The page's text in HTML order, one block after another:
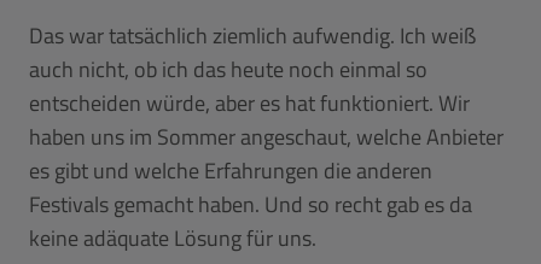
Das war tatsächlich ziemlich aufwendig. Ich weiß
auch nicht, ob ich das heute noch einmal so
entscheiden würde, aber es hat funktioniert. Wir
haben uns im Sommer angeschaut, welche Anbieter
es gibt und welche Erfahrungen die anderen
Festivals gemacht haben. Und so recht gab es da
keine adäquate Lösung für uns.